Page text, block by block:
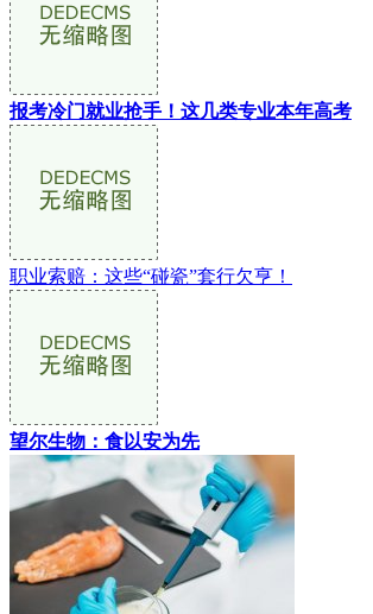
报考冷门就业抢手！这几类专业本年高考
职业索赔：这些“碰瓷”套行欠亨！
望尔生物：食以安为先